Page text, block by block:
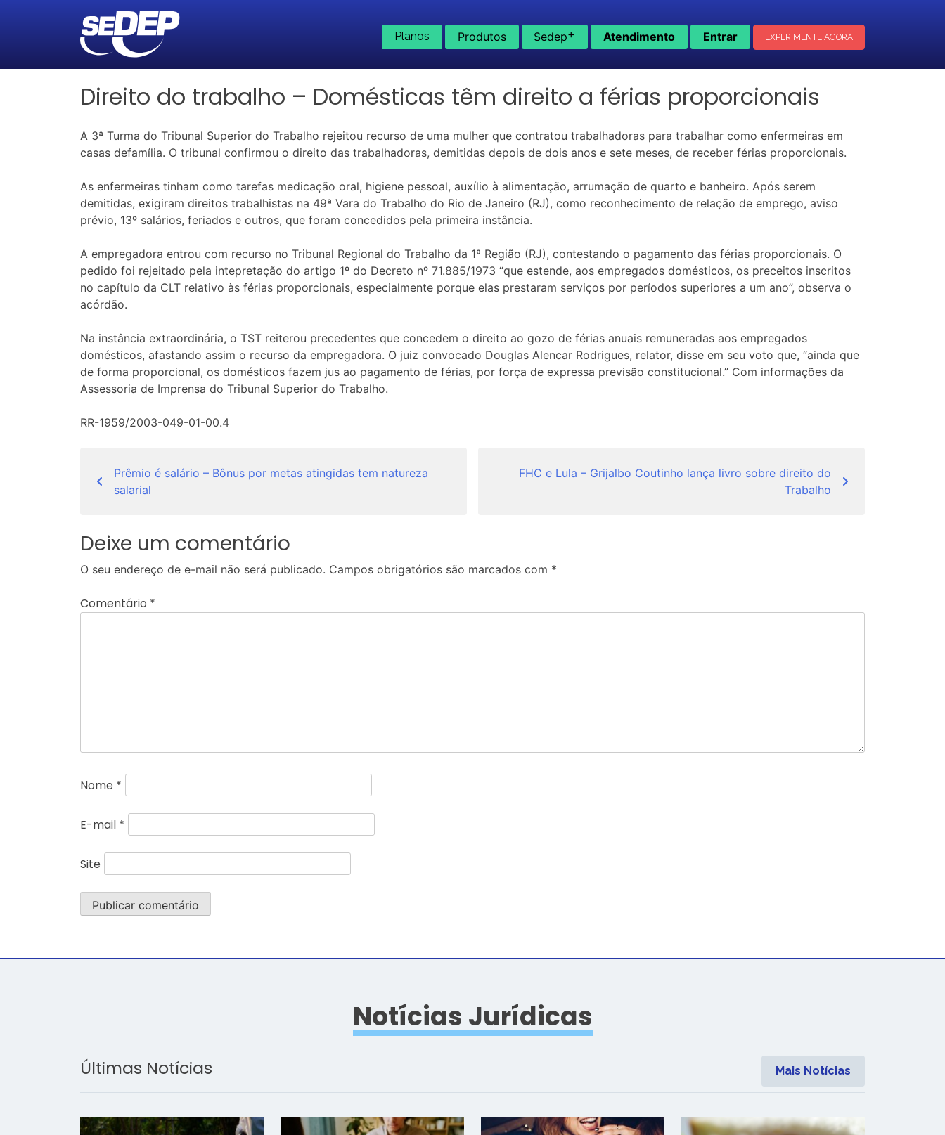
Planos Produtos Sedep+ Atendimento Entrar EXPERIMENTE AGORA
Direito do trabalho – Domésticas têm direito a férias proporcionais
A 3ª Turma do Tribunal Superior do Trabalho rejeitou recurso de uma mulher que contratou trabalhadoras para trabalhar como enfermeiras em
casas defamília. O tribunal confirmou o direito das trabalhadoras, demitidas depois de dois anos e sete meses, de receber férias proporcionais.
As enfermeiras tinham como tarefas medicação oral, higiene pessoal, auxílio à alimentação, arrumação de quarto e banheiro. Após serem
demitidas, exigiram direitos trabalhistas na 49ª Vara do Trabalho do Rio de Janeiro (RJ), como reconhecimento de relação de emprego, aviso
prévio, 13º salários, feriados e outros, que foram concedidos pela primeira instância.
A empregadora entrou com recurso no Tribunal Regional do Trabalho da 1ª Região (RJ), contestando o pagamento das férias proporcionais. O
pedido foi rejeitado pela intepretação do artigo 1º do Decreto nº 71.885/1973 “que estende, aos empregados domésticos, os preceitos inscritos
no capítulo da CLT relativo às férias proporcionais, especialmente porque elas prestaram serviços por períodos superiores a um ano”, observa o
acórdão.
Na instância extraordinária, o TST reiterou precedentes que concedem o direito ao gozo de férias anuais remuneradas aos empregados
domésticos, afastando assim o recurso da empregadora. O juiz convocado Douglas Alencar Rodrigues, relator, disse em seu voto que, “ainda que
de forma proporcional, os domésticos fazem jus ao pagamento de férias, por força de expressa previsão constitucional.” Com informações da
Assessoria de Imprensa do Tribunal Superior do Trabalho.
RR-1959/2003-049-01-00.4
Navegação
de
Prêmio é salário – Bônus por metas atingidas tem natureza
salarial
FHC e Lula – Grijalbo Coutinho lança livro sobre direito do
Trabalho
Deixe um comentário
O seu endereço de e-mail não será publicado. Campos obrigatórios são marcados com *
Comentário *
Nome *
E-mail *
Site
Notícias Jurídicas
Últimas Notícias Mais Notícias